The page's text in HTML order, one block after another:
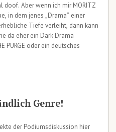
doof. Aber wenn ich mir MORITZ
in dem jenes „Drama“ einer
Tiefe verleiht, dann kann
da eher ein Dark Drama
PURGE oder ein deutsches
Genre!
der Podiumsdiskussion hier